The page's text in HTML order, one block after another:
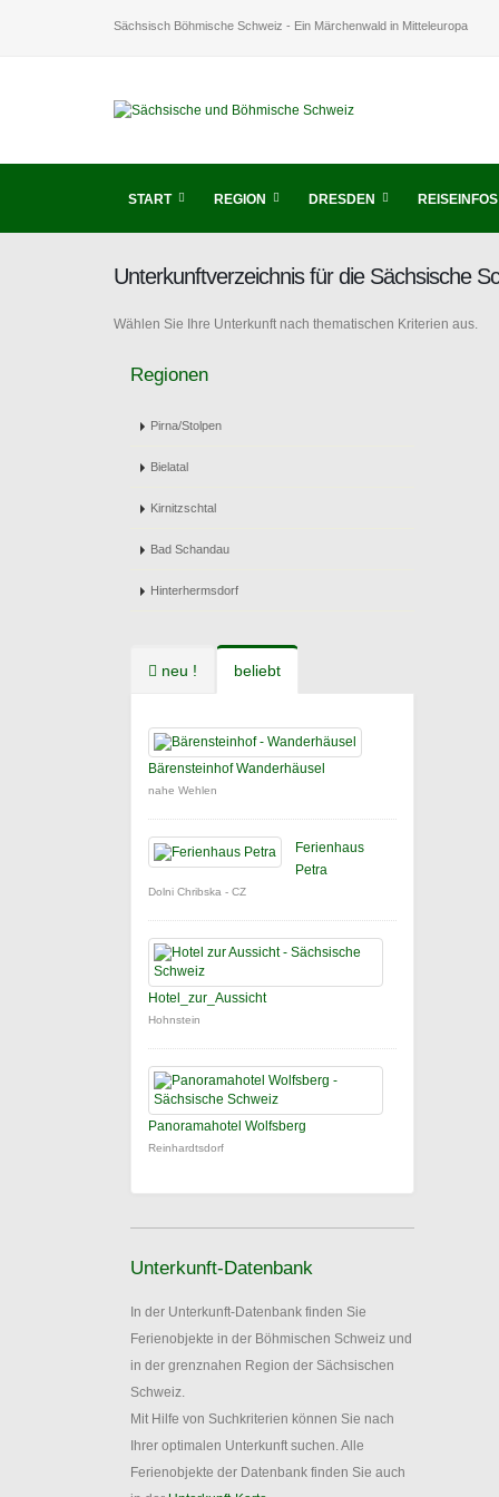
Sächsisch Böhmische Schweiz - Ein Märchenwald in Mitteleuropa
START REGION DRESDEN REISEINFOS
Unterkunftverzeichnis für die Sächsische
Wählen Sie Ihre Unterkunft nach thematischen Kriterien aus.
Regionen
Pirna/Stolpen
Bielatal
Kirnitzschtal
Bad Schandau
Hinterhermsdorf
neu ! beliebt
Bärensteinhof Wanderhäusel
nahe Wehlen
Ferienhaus
Petra
Dolni Chribska - CZ
Hotel_zur_Aussicht
Hohnstein
Panoramahotel Wolfsberg
Reinhardtsdorf
Unterkunft-Datenbank
In der Unterkunft-Datenbank finden Sie
Ferienobjekte in der Böhmischen Schweiz und
in der grenznahen Region der Sächsischen
Schweiz.
Mit Hilfe von Suchkriterien können Sie nach
Ihrer optimalen Unterkunft suchen. Alle
Ferienobjekte der Datenbank finden Sie auch